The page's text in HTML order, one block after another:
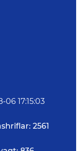
06 17:15:03
2561